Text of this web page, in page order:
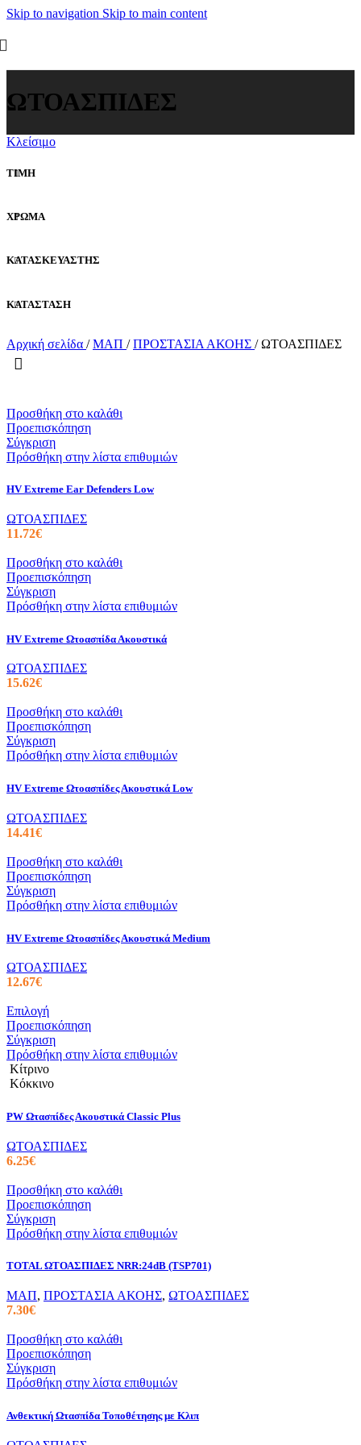
Skip to navigation Skip to main content
ΩΤΟΑΣΠΙΔΕΣ
Κλείσιμο
ΤΙΜΗ
ΧΡΩΜΑ
ΚΑΤΑΣΚΕΥΑΣΤΗΣ
ΚΑΤΑΣΤΑΣΗ
Αρχική σελίδα / ΜΑΠ / ΠΡΟΣΤΑΣΙΑ ΑΚΟΗΣ / ΩΤΟΑΣΠΙΔΕΣ
Προσθήκη στο καλάθι
Προεπισκόπηση
Σύγκριση
Πρόσθήκη στην λίστα επιθυμιών
HV Extreme Ear Defenders Low
ΩΤΟΑΣΠΙΔΕΣ
11.72€
Προσθήκη στο καλάθι
Προεπισκόπηση
Σύγκριση
Πρόσθήκη στην λίστα επιθυμιών
HV Extreme Ωτοασπίδα Ακουστικά
ΩΤΟΑΣΠΙΔΕΣ
15.62€
Προσθήκη στο καλάθι
Προεπισκόπηση
Σύγκριση
Πρόσθήκη στην λίστα επιθυμιών
HV Extreme Ωτοασπίδες Ακουστικά Low
ΩΤΟΑΣΠΙΔΕΣ
14.41€
Προσθήκη στο καλάθι
Προεπισκόπηση
Σύγκριση
Πρόσθήκη στην λίστα επιθυμιών
HV Extreme Ωτοασπίδες Ακουστικά Medium
ΩΤΟΑΣΠΙΔΕΣ
12.67€
ΕπιλογήΑυτό
το
προϊόν
έχει
πολλαπλές
παραλλαγές.
επιλογές
μπορούν
να
επιλεγούν
σελίδα
του
προϊόντος
Προεπισκόπηση
Σύγκριση
Πρόσθήκη στην λίστα επιθυμιών
Κίτρινο
Κόκκινο
PW Ωτασπίδες Ακουστικά Classic Plus
ΩΤΟΑΣΠΙΔΕΣ
6.25€
Προσθήκη στο καλάθι
Προεπισκόπηση
Σύγκριση
Πρόσθήκη στην λίστα επιθυμιών
TOTAL ΩΤΟΑΣΠΙΔΕΣ NRR:24dB (TSP701)
ΜΑΠ, ΠΡΟΣΤΑΣΙΑ ΑΚΟΗΣ, ΩΤΟΑΣΠΙΔΕΣ
7.30€
Προσθήκη στο καλάθι
Προεπισκόπηση
Σύγκριση
Πρόσθήκη στην λίστα επιθυμιών
Ανθεκτική Ωτασπίδα Τοποθέτησης με Κλιπ